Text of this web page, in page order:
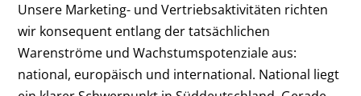
Unsere Marketing- und Vertriebsaktivitäten richten
wir konsequent entlang der tatsächlichen
Warenströme und Wachstumspotenziale aus:
national, europäisch und international. National liegt